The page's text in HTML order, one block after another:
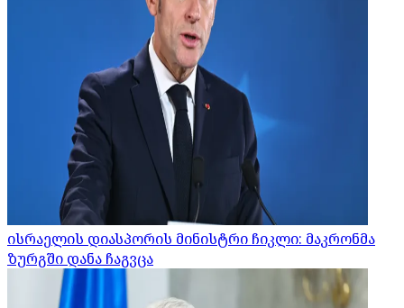
ისრაელის დიასპორის მინისტრი ჩიკლი: მაკრონმა
ზურგში დანა ჩაგვცა